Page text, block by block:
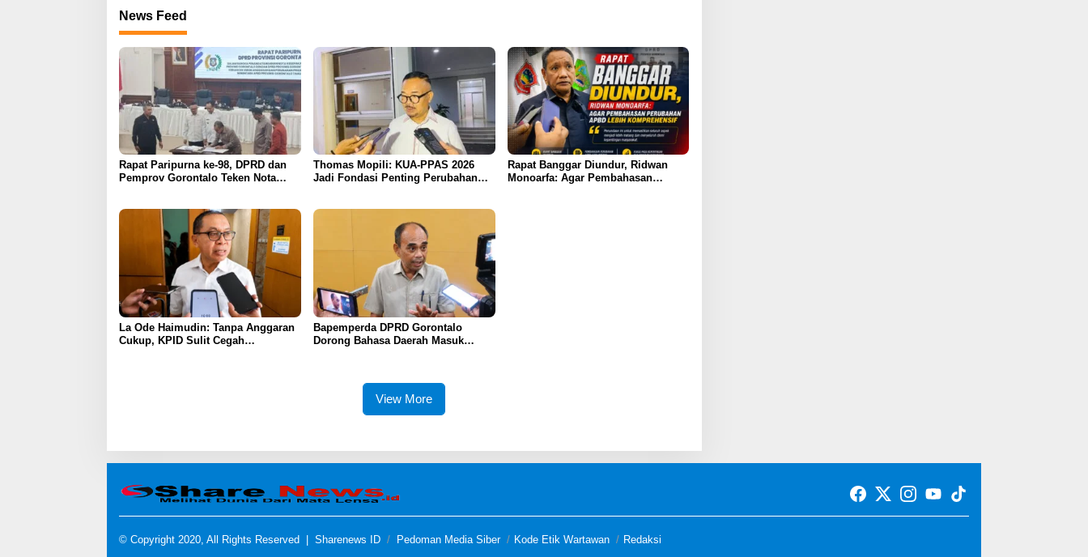
News Feed
Rapat Paripurna ke-98, DPRD dan
Pemprov Gorontalo Teken Nota
Thomas Mopili: KUA-PPAS 2026
Jadi Fondasi Penting Perubahan
Rapat Banggar Diundur, Ridwan
Monoarfa: Agar Pembahasan
La Ode Haimudin: Tanpa Anggaran
Cukup, KPID Sulit Cegah
Bapemperda DPRD Gorontalo
Dorong Bahasa Daerah Masuk
View More
© Copyright 2020, All Rights Reserved | Sharenews ID Pedoman Media Siber Kode Etik Wartawan Redaksi